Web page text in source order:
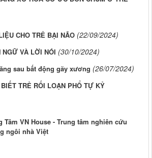
CHO TRẺ BẠI NÃO (22/09/2024)
NGỮ VÀ LỜI NÓI (30/10/2024)
sau bất động gãy xương (26/07/2024)
TRẺ RỐI LOẠN PHỔ TỰ KỶ
Tâm VN House - Trung tâm nghiên cứu
ngôi nhà Việt